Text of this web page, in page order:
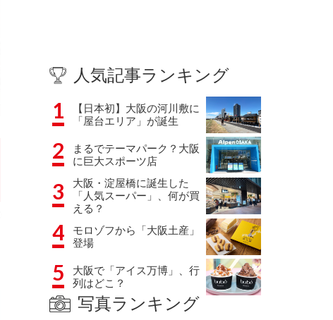
人気記事ランキング
1
【日本初】大阪の河川敷に
「屋台エリア」が誕生
2
まるでテーマパーク？大阪
に巨大スポーツ店
3
大阪・淀屋橋に誕生した
「人気スーパー」、何が買
える？
4
モロゾフから「大阪土産」
登場
5
大阪で「アイス万博」、行
列はどこ？
写真ランキング